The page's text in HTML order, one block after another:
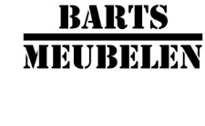
Doorgaan
naar
inhoud